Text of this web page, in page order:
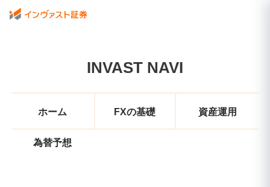
INVAST NAVI
ホーム FXの基礎 資産運用
為替予想